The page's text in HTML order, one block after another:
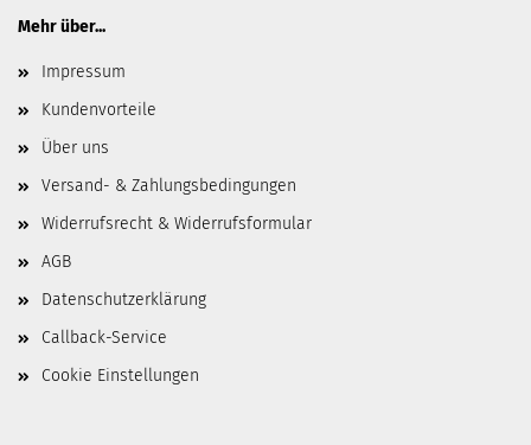
Mehr über...
Impressum
Kundenvorteile
Über uns
Versand- & Zahlungsbedingungen
Widerrufsrecht & Widerrufsformular
AGB
Datenschutzerklärung
Callback-Service
Cookie Einstellungen